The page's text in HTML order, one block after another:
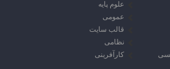
علوم پایه
عمومی
قالب سایت
نظامی
کارآفرینی